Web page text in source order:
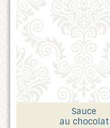
Sauce
au chocolat